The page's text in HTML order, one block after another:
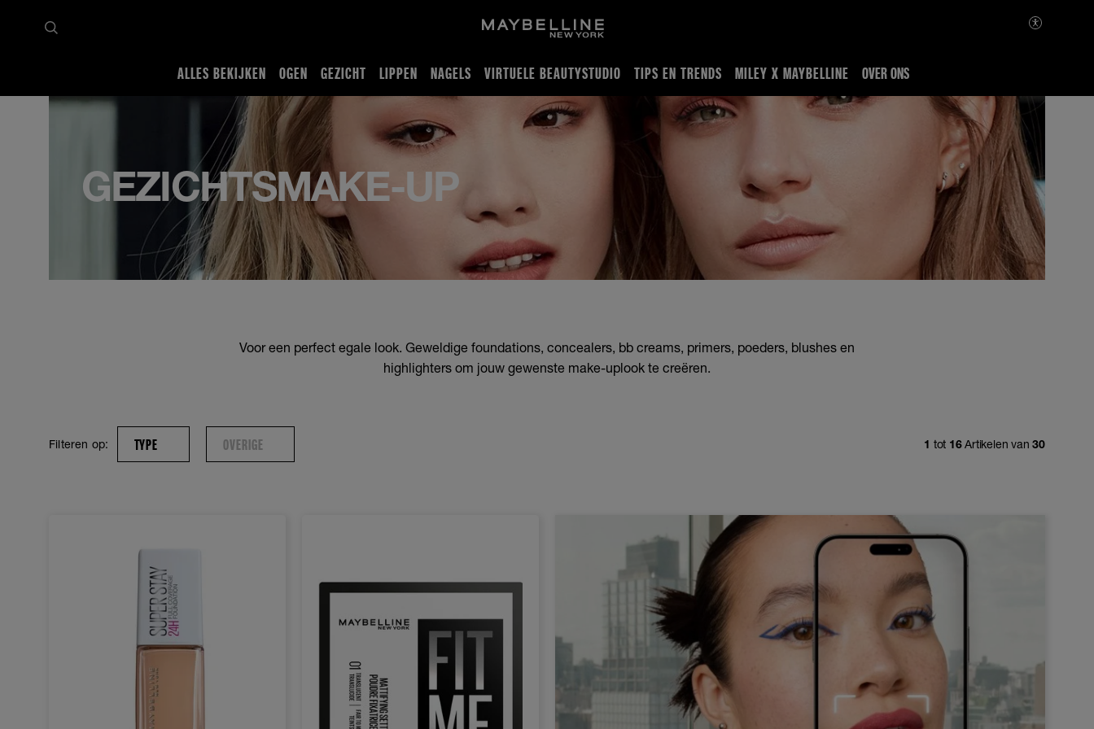
ALLES BEKIJKEN OGEN GEZICHT LIPPEN NAGELS VIRTUELE BEAUTYSTUDIO TIPS EN TRENDS MILEY X MAYBELLINE OVER ONS
Gezicht
GEZICHTSMAKE-UP
Voor een perfect egale look. Geweldige foundations, concealers, bb creams, primers, poeders, blushes en
highlighters om jouw gewenste make-uplook te creëren.
Filteren op: TYPE OVERIGE 1 tot 16Artikelen van30